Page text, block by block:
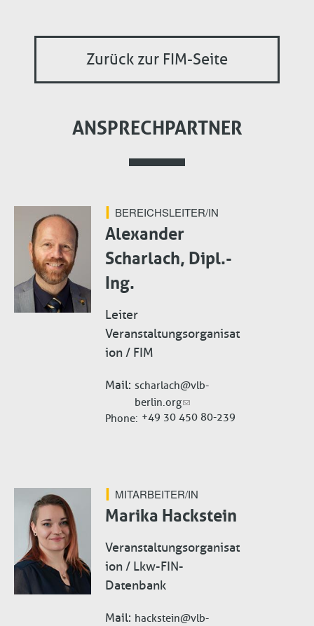
Zurück zur FIM-Seite
ANSPRECHPARTNER
BEREICHSLEITER/IN
Alexander
Scharlach, Dipl.-
Ing.
Leiter
Veranstaltungsorganisat
ion / FIM
Mail scharlach@vlb-
berlin.org
Phone +49 30 450 80-239
MITARBEITER/IN
Marika Hackstein
Veranstaltungsorganisat
ion / Lkw-FIN-
Datenbank
Mail hackstein@vlb-